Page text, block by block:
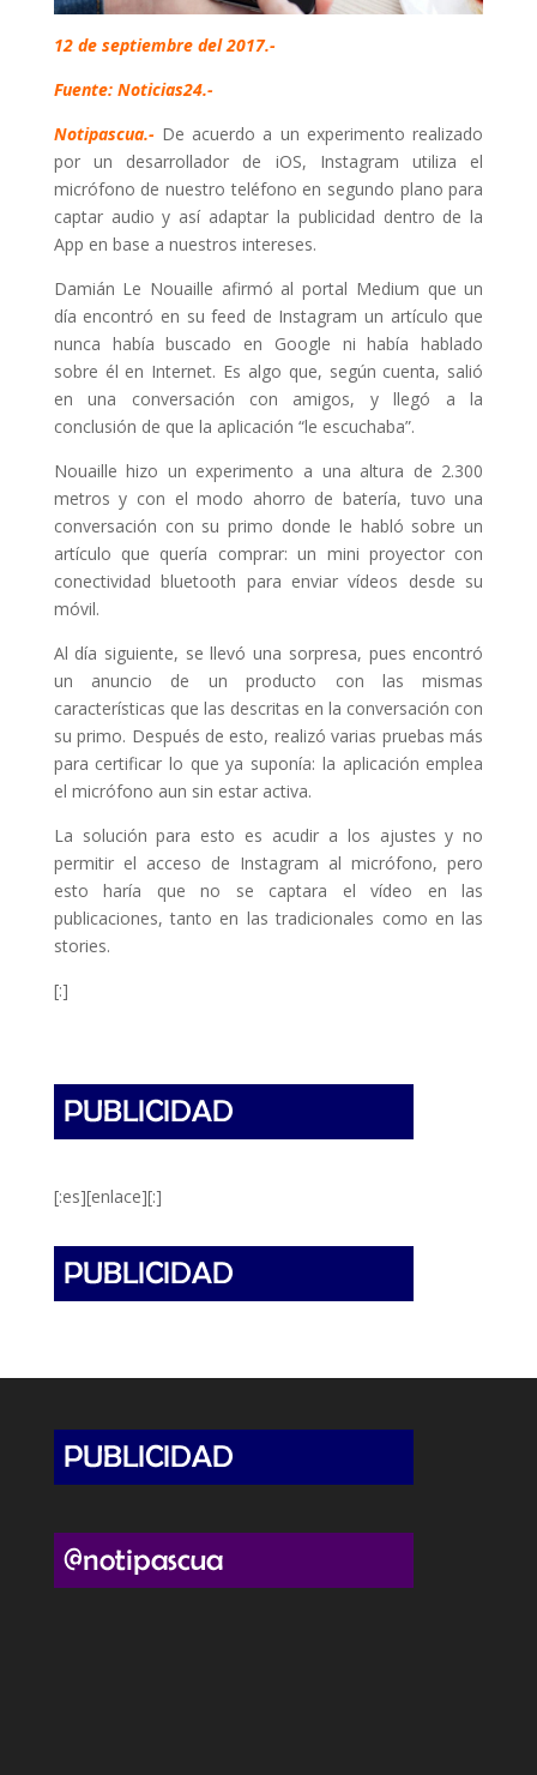
12 de septiembre del 2017.-
Fuente: Noticias24.-
Notipascua.- De acuerdo a un experimento realizado
por un desarrollador de iOS, Instagram utiliza el
micrófono de nuestro teléfono en segundo plano para
captar audio y así adaptar la publicidad dentro de la
App en base a nuestros intereses.
Damián Le Nouaille afirmó al portal Medium que un
día encontró en su feed de Instagram un artículo que
nunca había buscado en Google ni había hablado
sobre él en Internet. Es algo que, según cuenta, salió
en una conversación con amigos, y llegó a la
conclusión de que la aplicación “le escuchaba”.
Nouaille hizo un experimento a una altura de 2.300
metros y con el modo ahorro de batería, tuvo una
conversación con su primo donde le habló sobre un
artículo que quería comprar: un mini proyector con
conectividad bluetooth para enviar vídeos desde su
móvil.
Al día siguiente, se llevó una sorpresa, pues encontró
un anuncio de un producto con las mismas
características que las descritas en la conversación con
su primo. Después de esto, realizó varias pruebas más
para certificar lo que ya suponía: la aplicación emplea
el micrófono aun sin estar activa.
La solución para esto es acudir a los ajustes y no
permitir el acceso de Instagram al micrófono, pero
esto haría que no se captara el vídeo en las
publicaciones, tanto en las tradicionales como en las
stories.
[:]
[:es][enlace][:]